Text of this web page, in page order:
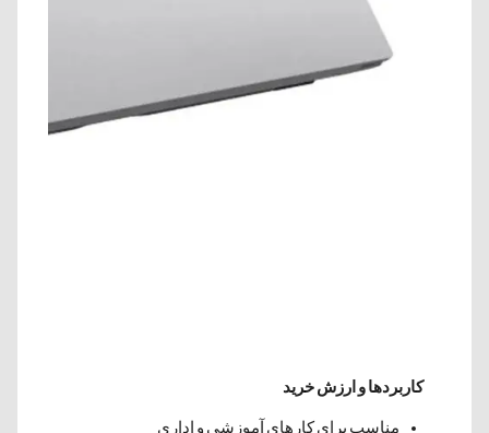
کاربردها و ارزش خرید
مناسب برای کارهای آموزشی و اداری